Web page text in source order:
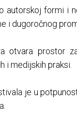
autorskoj formi i
i dugoročnog
otvara prostor
i medijskih praksi.
je u